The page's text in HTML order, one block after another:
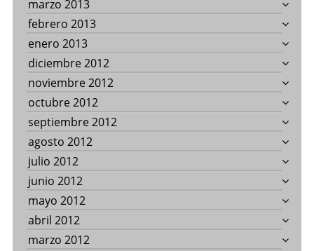
marzo 2013
febrero 2013
enero 2013
diciembre 2012
noviembre 2012
octubre 2012
septiembre 2012
agosto 2012
julio 2012
junio 2012
mayo 2012
abril 2012
marzo 2012